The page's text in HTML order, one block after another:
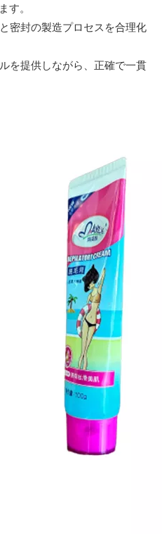
す。
密封の製造プロセスを合理化
を提供しながら、正確で一貫